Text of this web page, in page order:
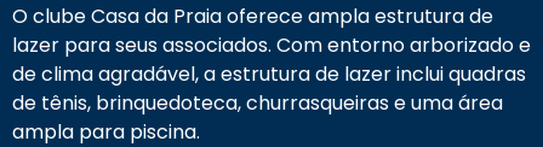
O clube Casa da Praia oferece ampla estrutura de
lazer para seus associados. Com entorno arborizado e
de clima agradável, a estrutura de lazer inclui quadras
de tênis, brinquedoteca, churrasqueiras e uma área
ampla para piscina.